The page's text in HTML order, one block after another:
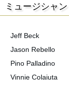
ミュージシャン
Jeff Beck
Jason Rebello
Pino Palladino
Vinnie Colaiuta